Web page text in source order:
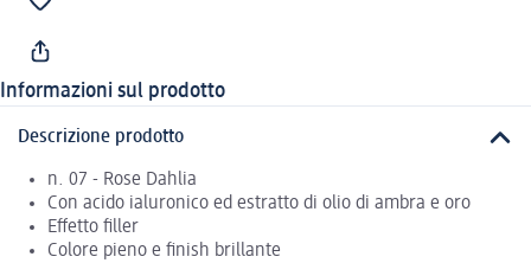
Informazioni sul prodotto
Descrizione prodotto
n. 07 - Rose Dahlia
Con acido ialuronico ed estratto di olio di ambra e oro
Effetto filler
Colore pieno e finish brillante